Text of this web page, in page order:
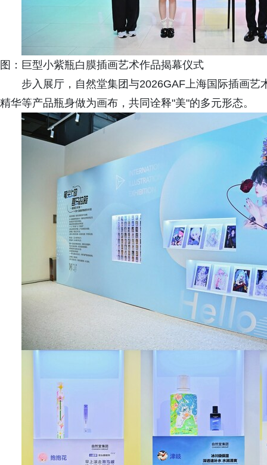
图：巨型小紫瓶白膜插画艺术作品揭幕仪式
步入展厅，自然堂集团与2026GAF上海国际插画
精华等产品瓶身做为画布，共同诠释"美"的多元形态。